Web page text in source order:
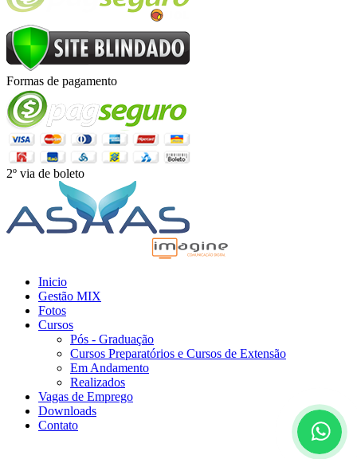
Formas de pagamento
2º via de boleto
Inicio
Gestão MIX
Fotos
Cursos
Pós - Graduação
Cursos Preparatórios e Cursos de Extensão
Em Andamento
Realizados
Vagas de Emprego
Downloads
Contato